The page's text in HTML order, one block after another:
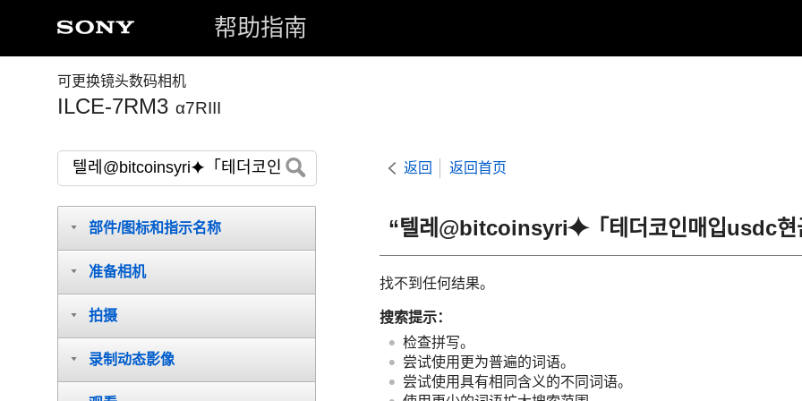
帮助指南
可更换镜头数码相机
ILCE-7RM3 α7RIII
返回 返回首页
“텔레@bitcoinsyri⯌「테더코인매입usdc현
找不到任何结果。
搜索提示：
检查拼写。
尝试使用更为普遍的词语。
尝试使用具有相同含义的不同词语。
部件/图标和指示名称
准备相机
拍摄
录制动态影像